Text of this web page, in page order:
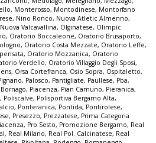
, Monterosso, Montodinese, Montorfano
, Nino Ronco, Nuova Atletic Almenno,
Nuova Valcavallina, Olginatese, Olimpic
, Oratorio Boccaleone, Oratorio Brusaporto,
, Oratorio Costa Mezzate, Oratorio Leffe,
, Oratorio Mozzanica, Oratorio
Verdello, Oratorio Villaggio Degli Sposi,
, Orsa Cortefranca, Osio Sopra, Ospitaletto,
, Palosco, Pantigliate, Paullese, Pba,
, Piacenza, Pian Camuno, Pieranica,
, Poliscalve, Polisportiva Bergamo Alta,
, Ponteranica, Pontida, Pontirolese,
, Presezzo, Prezzatese, Prima Categoria
, Pro Sesto, Promozione Bergamo, Real
, Real Milano, Real Pol. Calcinatese, Real